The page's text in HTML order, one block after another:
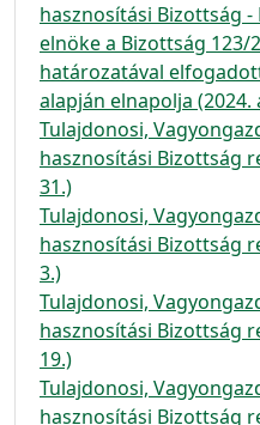
hasznosítási Bizottság
elnöke a Bizottság 123/
határozatával
alapján elnapolja (2024.
Tulajdonosi,
hasznosítási Bizottság
31.)
Tulajdonosi,
hasznosítási Bizottság
3.)
Tulajdonosi,
hasznosítási Bizottság
19.)
Tulajdonosi,
hasznosítási Bizottság